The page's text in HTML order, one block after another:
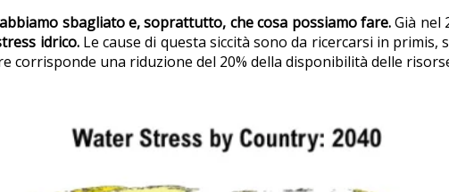
sbagliato e, soprattutto, che cosa possiamo fare.Già nel
idrico. Le cause di questa siccità sono da ricercarsi in primis,
corrisponde una riduzione del 20% della disponibilità delle